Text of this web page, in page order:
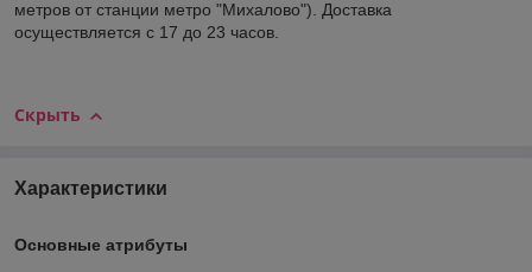
метров от станции метро "Михалово"). Доставка
осуществляется с 17 до 23 часов.
Скрыть
Характеристики
Основные атрибуты